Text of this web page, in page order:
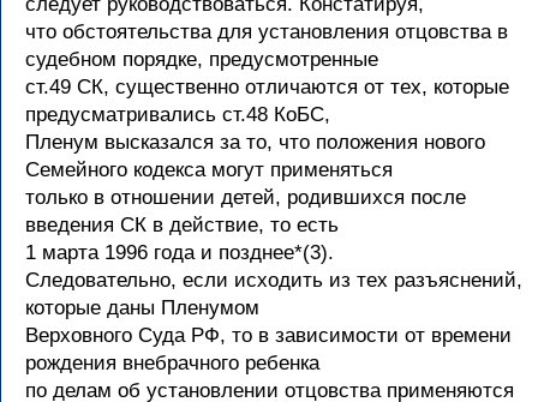
что обстоятельства для установления отцовства в
судебном порядке, предусмотренные
ст.49 СК, существенно отличаются от тех, которые
предусматривались ст.48 КоБС,
Пленум высказался за то, что положения нового
Семейного кодекса могут применяться
только в отношении детей, родившихся после
введения СК в действие, то есть
1 марта 1996 года и позднее*(3).
Следовательно, если исходить из тех разъяснений,
которые даны Пленумом
Верховного Суда РФ, то в зависимости от времени
рождения внебрачного ребенка
по делам об установлении отцовства применяются